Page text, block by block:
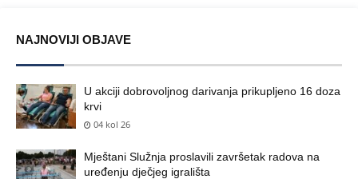
NAJNOVIJI OBJAVE
U akciji dobrovoljnog darivanja prikupljeno 16 doza
krvi
04 kol 26
Mještani Služnja proslavili završetak radova na
uređenju dječjeg igrališta